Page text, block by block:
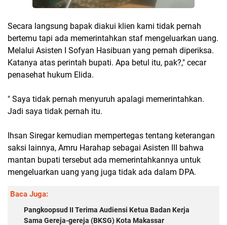
Secara langsung bapak diakui klien kami tidak pernah
bertemu tapi ada memerintahkan staf mengeluarkan uang.
Melalui Asisten I Sofyan Hasibuan yang pernah diperiksa.
Katanya atas perintah bupati. Apa betul itu, pak?," cecar
penasehat hukum Elida.
" Saya tidak pernah menyuruh apalagi memerintahkan.
Jadi saya tidak pernah itu.
Ihsan Siregar kemudian mempertegas tentang keterangan
saksi lainnya, Amru Harahap sebagai Asisten III bahwa
mantan bupati tersebut ada memerintahkannya untuk
mengeluarkan uang yang juga tidak ada dalam DPA.
Baca Juga:
Pangkoopsud II Terima Audiensi Ketua Badan Kerja
Sama Gereja-gereja (BKSG) Kota Makassar